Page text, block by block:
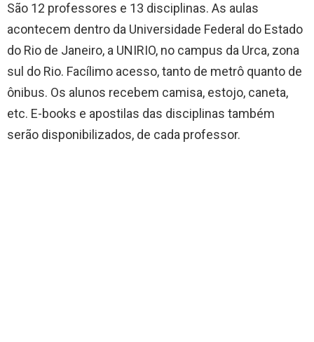
São 12 professores e 13 disciplinas. As aulas
acontecem dentro da Universidade Federal do Estado
do Rio de Janeiro, a UNIRIO, no campus da Urca, zona
sul do Rio. Facílimo acesso, tanto de metrô quanto de
ônibus. Os alunos recebem camisa, estojo, caneta,
etc. E-books e apostilas das disciplinas também
serão disponibilizados, de cada professor.